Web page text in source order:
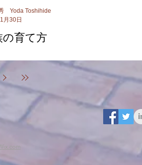
育て方
Yoda Toshihide
月30日